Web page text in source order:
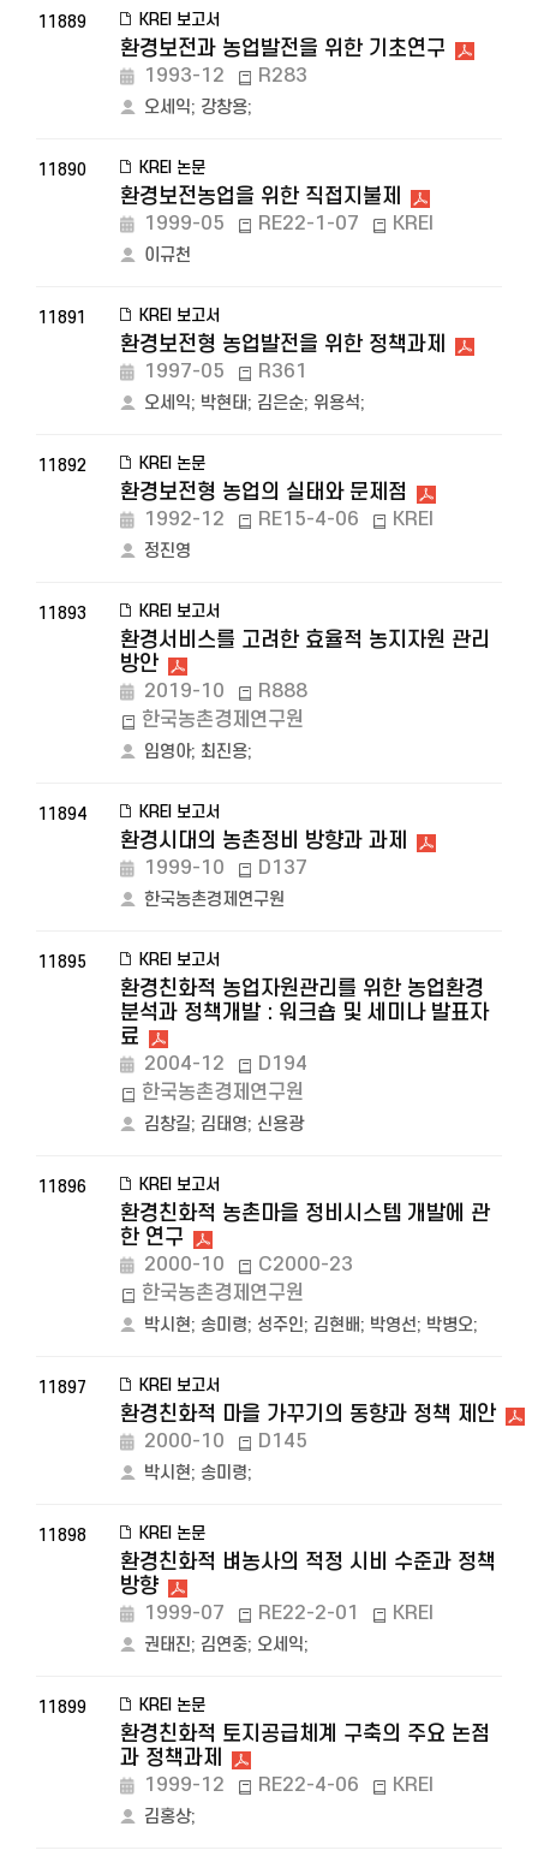
11889 KREI 보고서
환경보전과 농업발전을 위한 기초연구
1993-12 R283
오세익; 강창용;
11890 KREI 논문
환경보전농업을 위한 직접지불제
1999-05 RE22-1-07 KREI
이규천
11891 KREI 보고서
환경보전형 농업발전을 위한 정책과제
1997-05 R361
오세익; 박현태; 김은순; 위용석;
11892 KREI 논문
환경보전형 농업의 실태와 문제점
1992-12 RE15-4-06 KREI
정진영
11893 KREI 보고서
환경서비스를 고려한 효율적 농지자원 관리
방안
2019-10
R888
한국농촌경제연구원
임영아; 최진용;
11894 KREI 보고서
환경시대의 농촌정비 방향과 과제
1999-10 D137
한국농촌경제연구원
11895 KREI 보고서
환경친화적 농업자원관리를 위한 농업환경
분석과 정책개발 : 워크숍 및 세미나 발표자
료
2004-12
D194
한국농촌경제연구원
김창길; 김태영; 신용광
11896 KREI 보고서
환경친화적 농촌마을 정비시스템 개발에 관
한 연구
2000-10
C2000-23
한국농촌경제연구원
박시현; 송미령; 성주인; 김현배; 박영선; 박병오;
11897 KREI 보고서
환경친화적 마을 가꾸기의 동향과 정책 제안
2000-10 D145
박시현; 송미령;
11898 KREI 논문
환경친화적 벼농사의 적정 시비 수준과 정책
방향
1999-07 RE22-2-01 KREI
권태진; 김연중; 오세익;
11899 KREI 논문
환경친화적 토지공급체계 구축의 주요 논점
과 정책과제
1999-12 RE22-4-06 KREI
김홍상;